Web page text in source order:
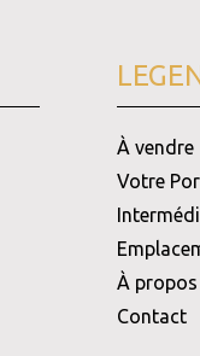
À vendre
Votre
À
Contact